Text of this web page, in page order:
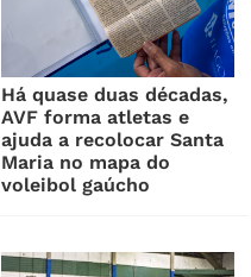
Há quase duas décadas,
AVF forma atletas e
ajuda a recolocar Santa
Maria no mapa do
voleibol gaúcho